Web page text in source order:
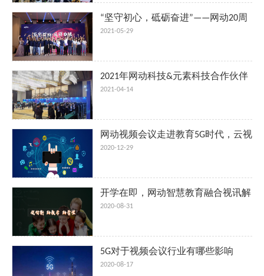
“坚守初心，砥砺奋进”——网动20周
年厦门团建活动圆满举办
2021-05-29
2021年网动科技&元素科技合作伙伴
大会暨网动科技20周年庆典圆满落
2021-04-14
网动视频会议走进教育5G时代，云视
讯赋能未来可期
2020-12-29
开学在即，网动智慧教育融合视讯解
决方案帮助学校解决难题
2020-08-31
5G对于视频会议行业有哪些影响
2020-08-17